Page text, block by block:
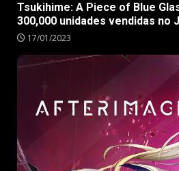
Tsukihime: A Piece of Blue
300,000 unidades vendidas no
17/01/2023